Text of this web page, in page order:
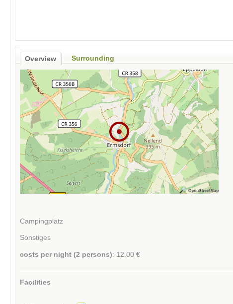
Overview Surrounding
Campingplatz
Sonstiges
costs per night (2 persons): 12.00 €
Facilities